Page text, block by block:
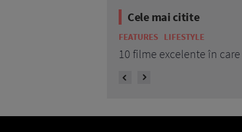
Cele mai citite
FEATURES LIFESTYLE
10 filme excelente în